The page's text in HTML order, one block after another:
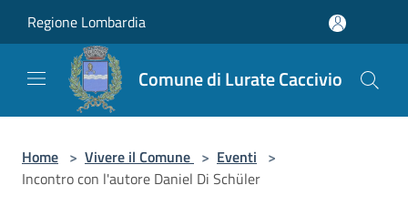
Regione Lombardia
Comune di Lurate Caccivio
Home > Vivere il Comune > Eventi >
Incontro con l'autore Daniel Di Schüler